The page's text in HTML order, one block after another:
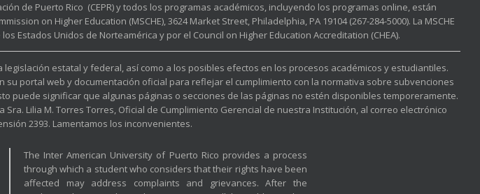
de Puerto Rico (CEPR) y todos los programas académicos, incluyendo los programas online, están
on Higher Education (MSCHE), 3624 Market Street, Philadelphia, PA 19104 (267-284-5000). La MSCHE
Estados Unidos de Norteamérica y por el Council on Higher Education Accreditation (CHEA).
estatal y federal, así como a los posibles efectos en los procesos académicos y estudiantiles.
portal web y documentación oficial para reflejar el cumplimiento con la normativa sobre subvenciones
puede significar que algunas páginas o secciones de las páginas no estén disponibles temporeramente.
Lilia M. Torres Torres, Oficial de Cumplimiento Gerencial de nuestra Institución, al correo electrónico
2393. Lamentamos los inconvenientes.
The Inter American University of Puerto Rico provides a process
through which a student who considers that their rights have been
affected may address complaints and grievances. After the